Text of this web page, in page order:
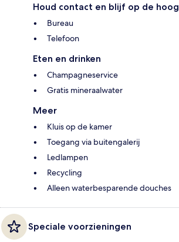
Houd contact en blijf op de
Bureau
Telefoon
Eten en drinken
Champagneservice
Gratis mineraalwater
Meer
Kluis op de kamer
Toegang via buitengalerij
Ledlampen
Recycling
Alleen waterbesparende douches
Speciale voorzieningen